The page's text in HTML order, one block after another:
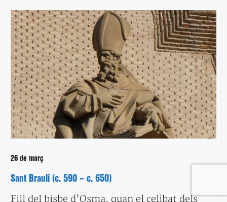
26 de març
Sant Brauli (c. 590 – c. 650)
Fill del bisbe d’Osma, quan el celibat dels